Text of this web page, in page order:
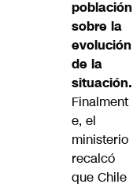
población
sobre la
evolución
de la
situación.
Finalment
e, el
ministerio
recalcó
que Chile